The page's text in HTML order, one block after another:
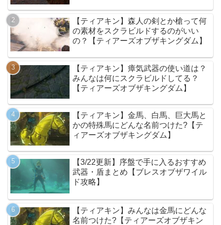
【ティアキン】森人の剣とか槍って何
の素材をスクラビルドするのがいい
の？【ティアーズオブザキングダム】
【ティアキン】瘴気武器の使い道は？
みんなは何にスクラビルドしてる？
【ティアーズオブザキングダム】
【ティアキン】金馬、白馬、巨大馬と
かの特殊馬にどんな名前つけた?【テ
ィアーズオブザキングダム】
【3/22更新】序盤で手に入るおすすめ
武器・盾まとめ【ブレスオブザワイル
ド攻略】
【ティアキン】みんなは金馬にどんな
名前つけた?【ティアーズオブザキン